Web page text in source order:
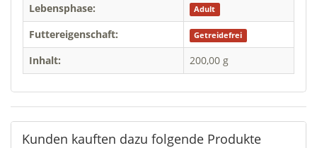
Lebensphase: Adult
Futtereigenschaft: Getreidefrei
Inhalt: 200,00 g
Kunden kauften dazu folgende Produkte